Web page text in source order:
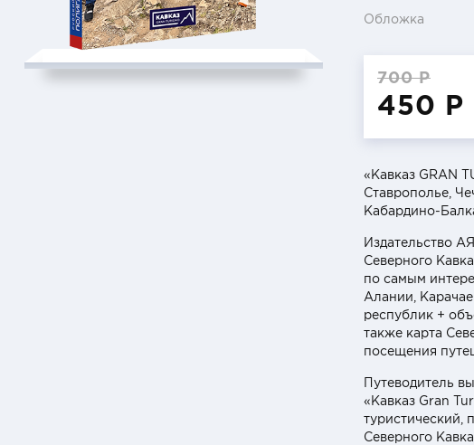
Обложка
700 Р
450 Р
«Кавказ GRAN
Ставрополье,
Кабардино-
Издательство
Северного
по самым
Алании,
республик +
также карта
посещения
Путеводитель
«Кавказ Gran
туристический,
Северного